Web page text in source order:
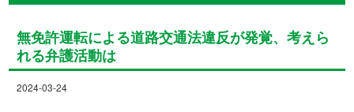
無免許運転による道路交通法違反が発覚、考えら
れる弁護活動は
2024-03-24